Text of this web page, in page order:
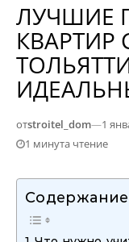
ЛУЧШИЕ
отstroitel_dom—1
1 минута чтение
Содержание